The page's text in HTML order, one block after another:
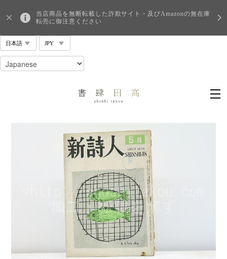
当店商品を無断転載した詐欺サイト・及びAmazonの無在庫
転売に御注意ください